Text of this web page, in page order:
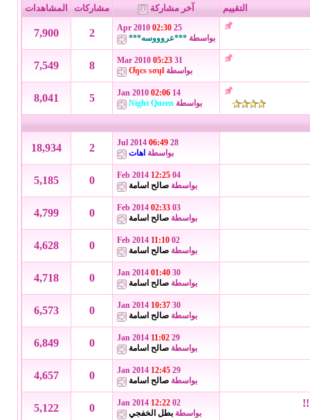
التقييم آخر مشاركة مشاركات المشاهدات
25 Apr 2010
02:30
بواسطة ***عروووسه*** 2
7,900
31 Mar 2010
05:23
بواسطةƠŋєѕ ѕσųł
8
7,549
14 Jan 2010
02:06
بواسطة Night Queen
5
8,041
28 Jul 2014
06:49
بواسطة اهات 2
18,934
04 Feb 2014
12:25
بواسطة صالح اسامة 0
5,185
03 Feb 2014
02:33
بواسطة صالح اسامة 0
4,799
02 Feb 2014
11:10
بواسطة صالح اسامة 0
4,628
30 Jan 2014
01:40
بواسطة صالح اسامة 0
4,718
30 Jan 2014
10:37
بواسطة صالح اسامة 0
6,573
29 Jan 2014
11:02
بواسطة صالح اسامة 0
6,849
29 Jan 2014
12:45
بواسطة صالح اسامة 0
4,657
02 Jan 2014
12:22
بواسطة بطل الخفجي 0
5,122